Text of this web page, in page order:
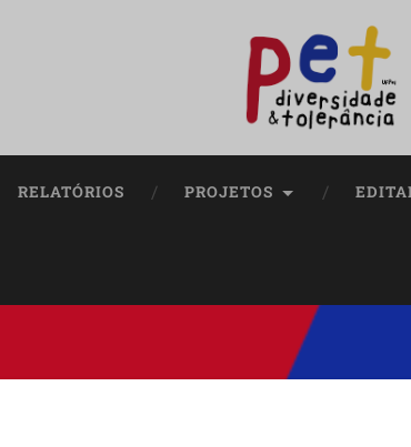
RELATÓRIOS PROJETOS